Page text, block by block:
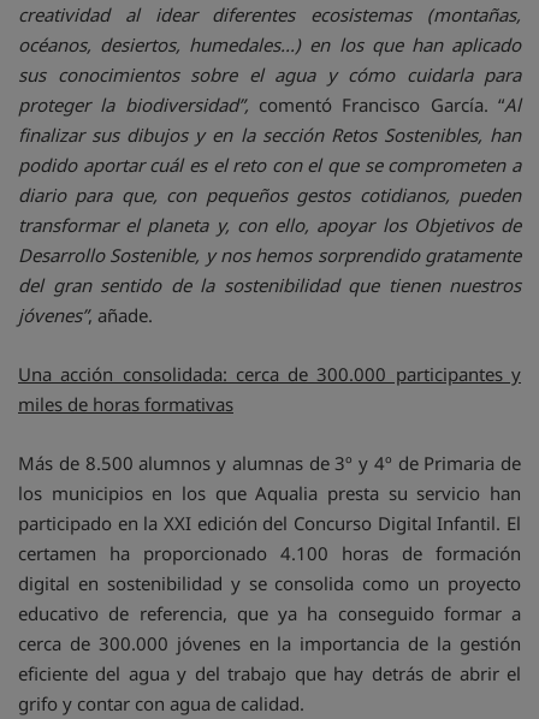
creatividad al idear diferentes ecosistemas (montañas,
océanos, desiertos, humedales...) en los que han aplicado
sus conocimientos sobre el agua y cómo cuidarla para
proteger la biodiversidad”, comentó Francisco García. “Al
finalizar sus dibujos y en la sección Retos Sostenibles, han
podido aportar cuál es el reto con el que se comprometen a
diario para que, con pequeños gestos cotidianos, pueden
transformar el planeta y, con ello, apoyar los Objetivos de
Desarrollo Sostenible, y nos hemos sorprendido gratamente
del gran sentido de la sostenibilidad que tienen nuestros
jóvenes”, añade.
Una acción consolidada: cerca de 300.000 participantes y
miles de horas formativas
Más de 8.500 alumnos y alumnas de 3º y 4º de Primaria de
los municipios en los que Aqualia presta su servicio han
participado en la XXI edición del Concurso Digital Infantil. El
certamen ha proporcionado 4.100 horas de formación
digital en sostenibilidad y se consolida como un proyecto
educativo de referencia, que ya ha conseguido formar a
cerca de 300.000 jóvenes en la importancia de la gestión
eficiente del agua y del trabajo que hay detrás de abrir el
grifo y contar con agua de calidad.